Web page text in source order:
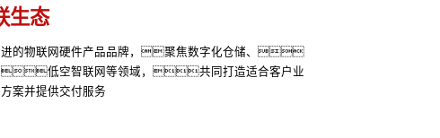
生态
进的物联网硬件产品品牌，聚焦数字化仓储、
低空智联网等领域，共同打造适合客户业
案并提供交付服务